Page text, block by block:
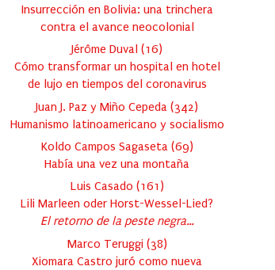
Insurrección en Bolivia: una trinchera
contra el avance neocolonial
Jérôme Duval (16)
Cómo transformar un hospital en hotel
de lujo en tiempos del coronavirus
Juan J. Paz y Miño Cepeda (342)
Humanismo latinoamericano y socialismo
Koldo Campos Sagaseta (69)
Había una vez una montaña
Luis Casado (161 )
Lili Marleen oder Horst-Wessel-Lied?
El retorno de la peste negra…
Marco Teruggi (38)
Xiomara Castro juró como nueva